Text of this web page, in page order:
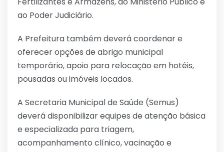
ao Poder Judiciário.
A Prefeitura também deverá coordenar e
oferecer opções de abrigo municipal
temporário, apoio para relocação em hotéis,
pousadas ou imóveis locados.
A Secretaria Municipal de Saúde (Semus)
deverá disponibilizar equipes de atenção básica
e especializada para triagem,
acompanhamento clínico, vacinação e